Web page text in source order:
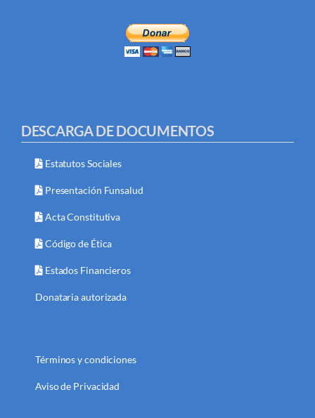
DESCARGA DE DOCUMENTOS
Estatutos Sociales
Presentación Funsalud
Acta Constitutiva
Código de Ética
Estados Financieros
Donataria autorizada
Términos y condiciones
Aviso de Privacidad